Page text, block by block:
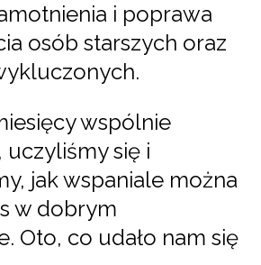
i poprawa
osób starszych oraz
wspólnie
się i
jak wspaniale można
w dobrym
Oto, co udało nam się